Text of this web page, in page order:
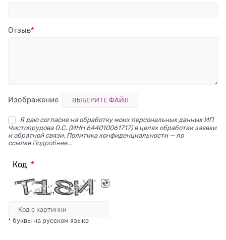
Отзыв
Изображение ВЫБЕРИТЕ ФАЙЛ
Я даю согласие на обработку моих персональных данных ИП
Чистопрудова О.С. (ИНН 644010061717) в целях обработки заявки
и обратной связи. Политика конфиденциальности — по
ссылке Подробнее...
Код
* буквы на русском языке